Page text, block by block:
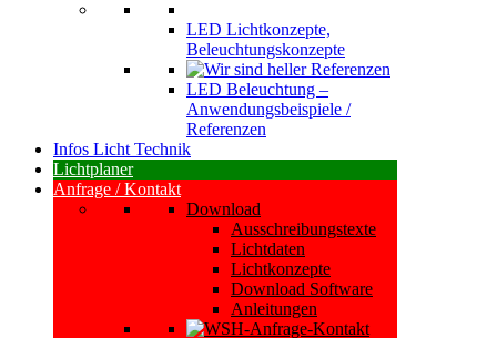
LED Lichtkonzepte,
Beleuchtungskonzepte
LED Beleuchtung –
Anwendungsbeispiele /
Referenzen
Infos Licht Technik
Lichtplaner
Anfrage / Kontakt
Download
Ausschreibungstexte
Lichtdaten
Lichtkonzepte
Download Software
Anleitungen